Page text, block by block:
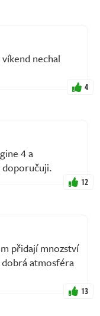
nechal
4
4 a
12
přidají mnozství
atmosféra
13